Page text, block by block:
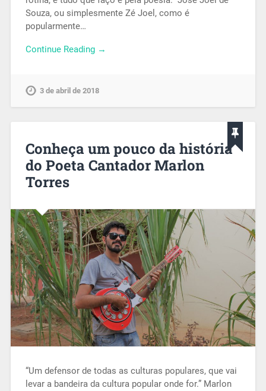
Souza, ou simplesmente Zé Joel, como é
popularmente…
Continue Reading →
3 de abril de 2018
Conheça um pouco da história
do Poeta Cantador Marlon
Torres
“Um defensor de todas as culturas populares, que vai
levar a bandeira da cultura popular onde for.” Marlon